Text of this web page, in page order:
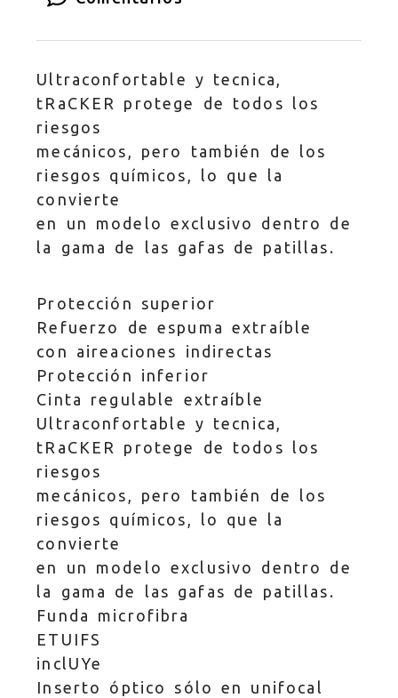
Ultraconfortable y tecnica,
tRaCKER protege de todos los
riesgos
mecánicos, pero también de los
riesgos químicos, lo que la
convierte
en un modelo exclusivo dentro de
la gama de las gafas de patillas.
Protección superior
Refuerzo de espuma extraíble
con aireaciones indirectas
Protección inferior
Cinta regulable extraíble
Ultraconfortable y tecnica,
tRaCKER protege de todos los
riesgos
mecánicos, pero también de los
riesgos químicos, lo que la
convierte
en un modelo exclusivo dentro de
la gama de las gafas de patillas.
Funda microfibra
ETUIFS
inclUYe
Inserto óptico sólo en unifocal